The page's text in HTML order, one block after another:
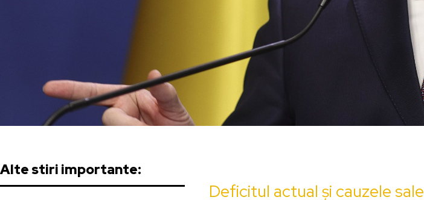
Alte stiri importante:
Deficitul actual și cauzele sale